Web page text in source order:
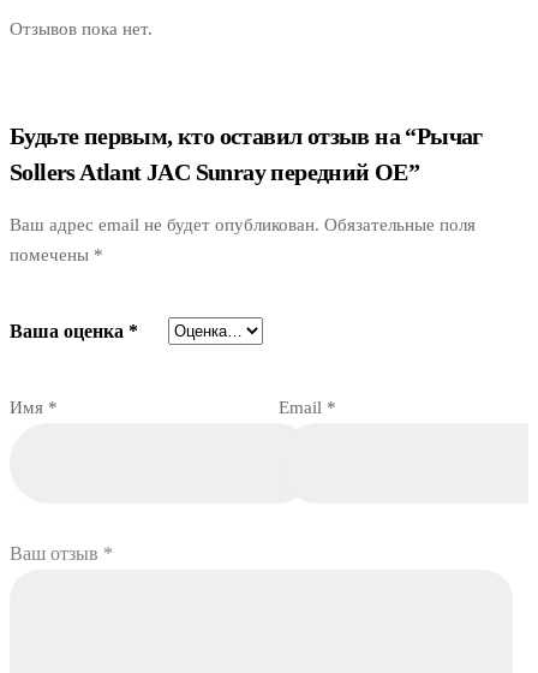
Отзывов пока нет.
Будьте первым, кто оставил отзыв на “Рычаг
Sollers Atlant JAC Sunray передний OE”
Ваш адрес email не будет опубликован. Обязательные поля
помечены *
Имя * Email *
Ваша оценка *
Ваш отзыв *